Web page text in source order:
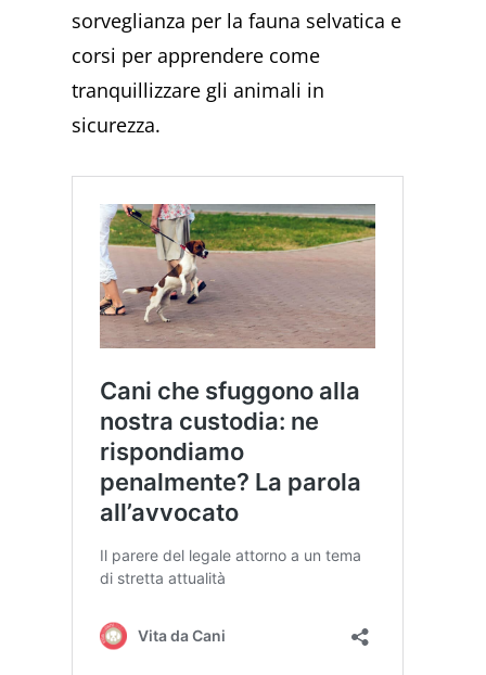
sorveglianza per la fauna selvatica e
corsi per apprendere come
tranquillizzare gli animali in
sicurezza.